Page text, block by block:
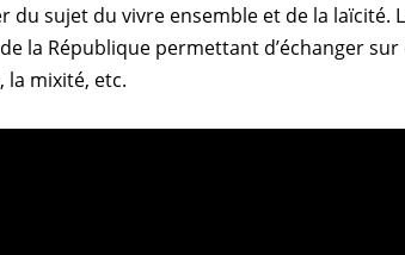
sujet du vivre ensemble et de la laïcité.
la République permettant d’échanger
mixité, etc.